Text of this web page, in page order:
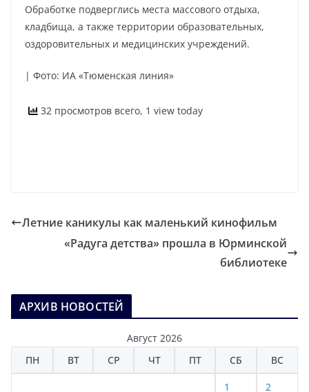
Обработке подверглись места массового отдыха,
кладбища, а также территории образовательных,
оздоровительных и медицинских учреждений.
| Фото: ИА «Тюменская линия»
32 просмотров всего, 1 view today
Летние каникулы как маленький кинофильм
«Радуга детства» прошла в Юрминской
библиотеке
АРХИВ НОВОСТЕЙ
Август 2026
ПН
ВТ СР ЧТ ПТ СБ ВС
1 2